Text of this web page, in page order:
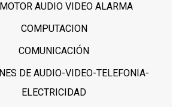
AUDIO VIDEO ALARMA
COMPUTACION
COMUNICACIÓN
DE AUDIO-VIDEO-TELEFONIA-
ELECTRICIDAD